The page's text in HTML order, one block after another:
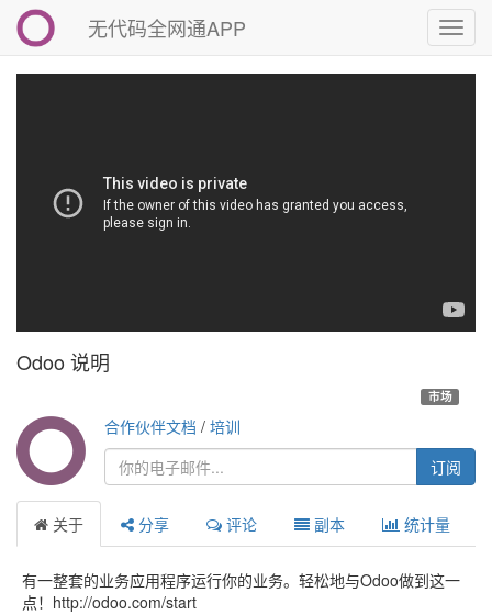
切
换
导
无代码全网通APP
Odoo 说明
市场
合作伙伴文档 / 培训
订阅
关于 分享 评论 副本 统计量
有一整套的业务应用程序运行你的业务。轻松地与Odoo做到这一
点！http://odoo.com/start